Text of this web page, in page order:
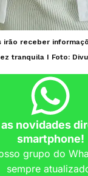
irão receber
tranquila I Foto:
novidades
smartphone!
grupo do
sempre